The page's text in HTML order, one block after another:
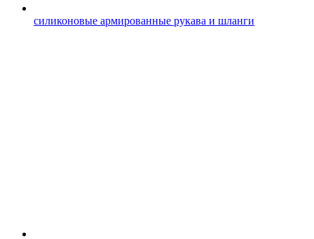
силиконовые армированные рукава и шланги